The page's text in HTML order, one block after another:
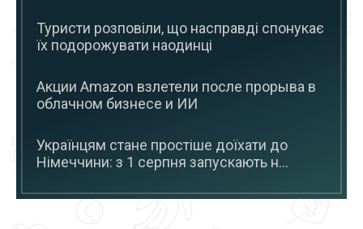
Туристи розповіли, що насправді спонукає
їх подорожувати наодинці
Акции Amazon взлетели после прорыва в
облачном бизнесе и ИИ
Українцям стане простіше доїхати до
Німеччини: з 1 серпня запускають н...